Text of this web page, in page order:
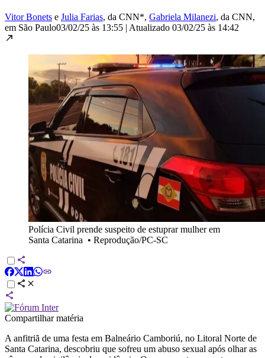
Vitor Bonets e Julia Farias, da CNN*, Gabriela Milanezi, da CNN,
em São Paulo03/02/25 às 13:55 | Atualizado 03/02/25 às 14:42
Polícia Civil prende suspeito de estuprar mulher em
Santa Catarina • Reprodução/PC-SC
Compartilhar matéria
A anfitriã de uma festa em Balneário Camboriú, no Litoral Norte de
Santa Catarina, descobriu que sofreu um abuso sexual após olhar as